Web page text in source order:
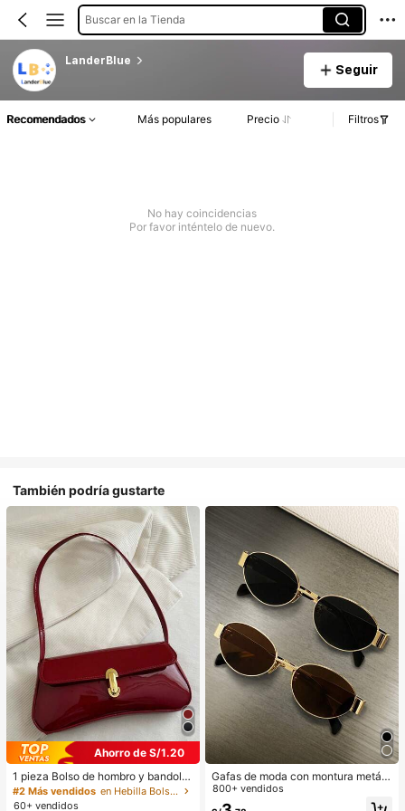
Buscar en la Tienda
LanderBlue
Seguir
Recomendados Más populares Precio Filtros
No hay coincidencias
Por favor inténtelo de nuevo.
También podría gustarte
Ahorro de S/1.20
1 pieza Bolso de hombro y bandoler
a de cuero sintético aceitado retro
para mujer, adecuado para citas, sa
#2 Más vendidos
en Hebilla Bolsos De Hombro De Mujer
60+ vendidos
Gafas de moda con montura metáli
ca ovalada/poligonal (media montu
ra), adecuadas para uso diario y act
800+ vendidos